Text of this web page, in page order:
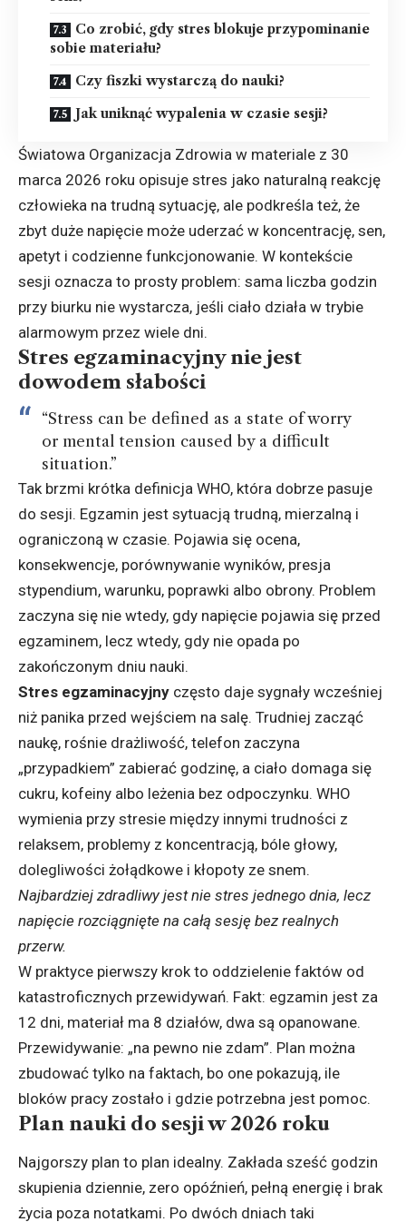
Co zrobić, gdy stres blokuje przypominanie
sobie materiału?
Czy fiszki wystarczą do nauki?
Jak uniknąć wypalenia w czasie sesji?
Światowa Organizacja Zdrowia w materiale z 30
marca 2026 roku opisuje stres jako naturalną reakcję
człowieka na trudną sytuację, ale podkreśla też, że
zbyt duże napięcie może uderzać w koncentrację, sen,
apetyt i codzienne funkcjonowanie. W kontekście
sesji oznacza to prosty problem: sama liczba godzin
przy biurku nie wystarcza, jeśli ciało działa w trybie
alarmowym przez wiele dni.
Stres egzaminacyjny nie jest
dowodem słabości
“Stress can be defined as a state of worry
or mental tension caused by a difficult
situation.”
Tak brzmi krótka definicja WHO, która dobrze pasuje
do sesji. Egzamin jest sytuacją trudną, mierzalną i
ograniczoną w czasie. Pojawia się ocena,
konsekwencje, porównywanie wyników, presja
stypendium, warunku, poprawki albo obrony. Problem
zaczyna się nie wtedy, gdy napięcie pojawia się przed
egzaminem, lecz wtedy, gdy nie opada po
zakończonym dniu nauki.
Stres egzaminacyjny często daje sygnały wcześniej
niż panika przed wejściem na salę. Trudniej zacząć
naukę, rośnie drażliwość, telefon zaczyna
„przypadkiem” zabierać godzinę, a ciało domaga się
cukru, kofeiny albo leżenia bez odpoczynku. WHO
wymienia przy stresie między innymi trudności z
relaksem, problemy z koncentracją, bóle głowy,
dolegliwości żołądkowe i kłopoty ze snem.
Najbardziej zdradliwy jest nie stres jednego dnia, lecz
napięcie rozciągnięte na całą sesję bez realnych
przerw.
W praktyce pierwszy krok to oddzielenie faktów od
katastroficznych przewidywań. Fakt: egzamin jest za
12 dni, materiał ma 8 działów, dwa są opanowane.
Przewidywanie: „na pewno nie zdam”. Plan można
zbudować tylko na faktach, bo one pokazują, ile
bloków pracy zostało i gdzie potrzebna jest pomoc.
Plan nauki do sesji w 2026 roku
Najgorszy plan to plan idealny. Zakłada sześć godzin
skupienia dziennie, zero opóźnień, pełną energię i brak
życia poza notatkami. Po dwóch dniach taki